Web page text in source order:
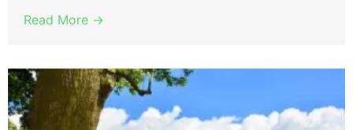
Read More →